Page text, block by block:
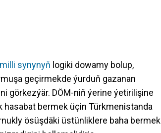
synynyň logiki dowamy bolup,
geçirmekde ýurduň gazanan
görkezýär. DÖM-niň ýerine ýetirilişine
bermek üçin Türkmenistanda
ösüşdäki üstünliklere baha bermek